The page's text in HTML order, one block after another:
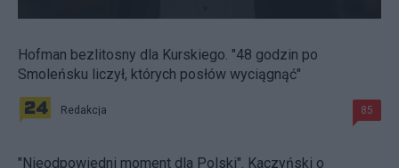
Hofman bezlitosny dla Kurskiego. "48 godzin po
Smoleńsku liczył, których posłów wyciągnąć"
Redakcja 85
"Nieodpowiedni moment dla Polski". Kaczyński o